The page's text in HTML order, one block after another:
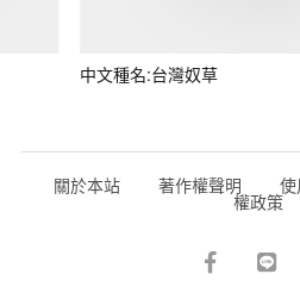
中文種名:台灣奴草
關於本站 著作權聲明
權政策